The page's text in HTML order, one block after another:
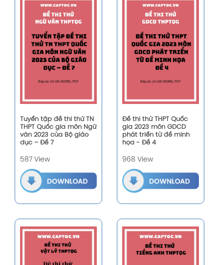
Tuyển tập đề thi thử TN
THPT Quốc gia môn Ngữ
văn 2023 của Bộ giáo
dục – Đề 7
587 View
Đề thi thử THPT Quốc
gia 2023 môn GDCD
phát triển từ đề minh
họa - Đề 4
968 View